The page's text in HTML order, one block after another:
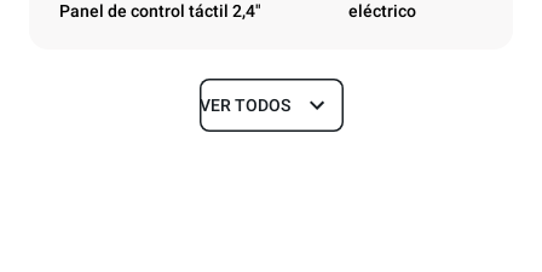
Panel de control táctil 2,4" eléctrico
Tamaños
VER TODOS